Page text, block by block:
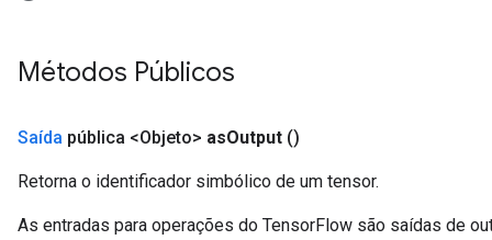
Métodos Públicos
Saída pública <Objeto> asOutput ()
Retorna o identificador simbólico de um tensor.
As entradas para operações do TensorFlow são saídas de